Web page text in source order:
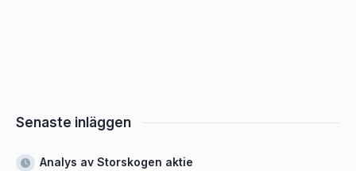
Senaste inläggen
Analys av Storskogen aktie